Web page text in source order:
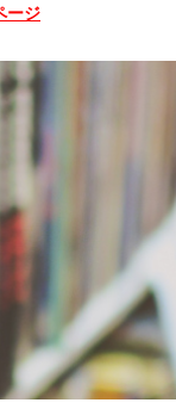
ージ